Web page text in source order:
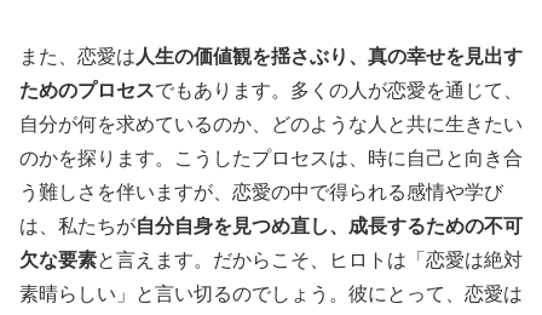
また、恋愛は 人生の価値観を揺さぶり、真の幸せを見出す
ためのプロセスでもあります。多くの人が恋愛を通じて、
自分が何を求めているのか、どのような人と共に生きたい
のかを探ります。こうしたプロセスは、時に自己と向き合
う難しさを伴いますが、恋愛の中で得られる感情や学び
は、私たちが自分自身を見つめ直し、成長するための不可
欠な要素と言えます。だからこそ、ヒロトは「恋愛は絶対
素晴らしい」と言い切るのでしょう。彼にとって、恋愛は